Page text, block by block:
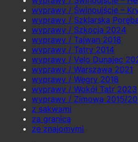
wyprawy / Świnoujście –
wyprawy / Szklarska
wyprawy / Szkocja 2024
wyprawy / Tajwan 2018
wyprawy / Tatry 2014
wyprawy / Velo Dunajec
wyprawy / Warszawa 2021
wyprawy / Węgry 2018
wyprawy / Wokół Tatr 2023
wyprawy / Zimowa 2015/
z sakwami
za granicą
ze znajomymi